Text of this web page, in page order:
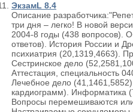
ЭкзамL 8.4
Описание
три дня – легко! В новой
2004-8 годы (438 вопросов).
ответов). История России и
психиатрия (20,1319,4663).
Сестринское дело
Аттестация, специальность
Лечебное дело
кардиограмм). Информатика
Вопросы перемешиваются